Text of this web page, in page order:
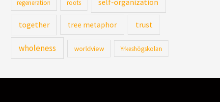
regeneration roots
together tree metaphor trust
wholeness worldview Yrkeshögskolan